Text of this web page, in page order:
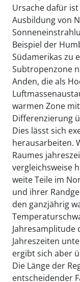
Ursache dafür
Ausbildung von
Beispiel der
Südamerikas zu
Subtropenzone
Anden, die als
warmen Zone
Differenzierung
Dies lässt sich
herausarbeiten.
Raumes
vergleichsweise
weite Teile im
und ihrer
den ganzjährig
Jahresamplitude
Jahreszeiten
ergibt sich aber
Die Länge der
entscheidender